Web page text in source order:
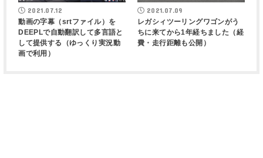
2021.07.12
動画の字幕（srtファイル）を
DEEPLで自動翻訳して多言語と
して提供する（ゆっくり実況動
画で利用）
2021.07.09
レガシィツーリングワゴンがう
ちに来てから1年経ちました（経
費・走行距離も公開）